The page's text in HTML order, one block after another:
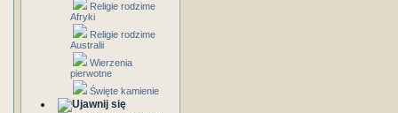
Religie rodzime
Afryki
Religie rodzime
Australii
Wierzenia
pierwotne
Święte kamienie